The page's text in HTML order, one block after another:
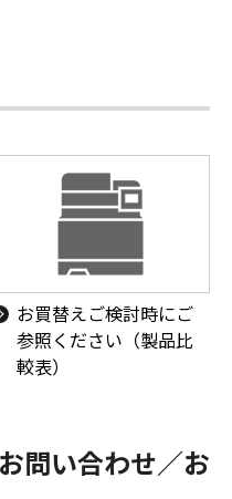
お買替えご検討時にご
参照ください（製品比
較表）
問い合わせ／お